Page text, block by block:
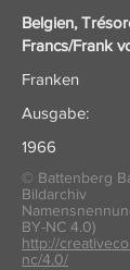
Belgien,
Francs/Frank
Franken
Ausgabe:
1966
© Battenberg
Bildarchiv
BY-NC 4.0)
http://
nc/4.0/